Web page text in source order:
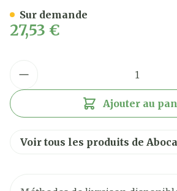
27,53 €
Ajouter au
Sur demande
Voir tous les produits de Aboca